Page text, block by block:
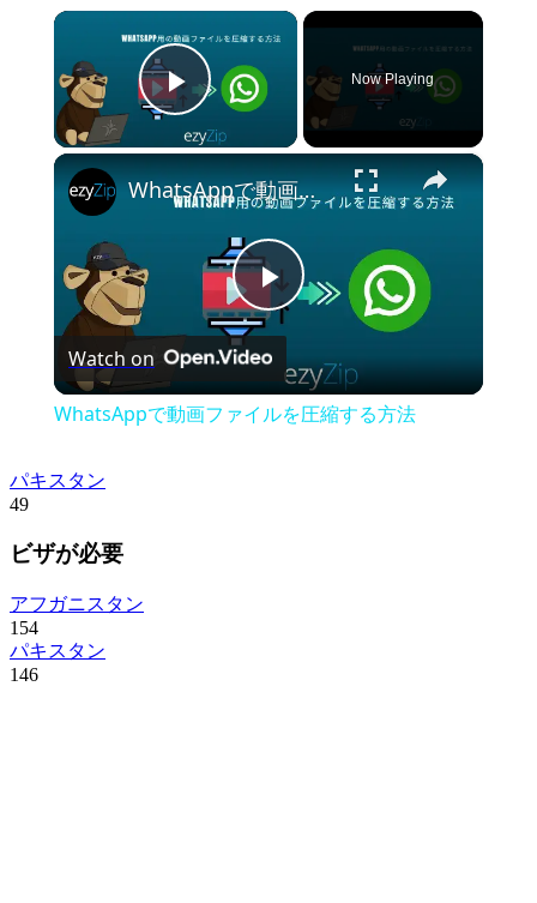
×
Play Video
Now Playing
×
Play
Video
WhatsAppで動画ファイルを圧縮する方法
Watch on
WhatsAppで動画ファイルを圧縮する方法
パキスタン
49
ビザが必要
アフガニスタン
154
パキスタン
146